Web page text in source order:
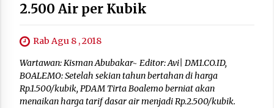
2.500 Air per Kubik
Rab Agu 8 , 2018
Wartawan: Kisman Abubakar~ Editor: Avi| DM1.CO.ID,
BOALEMO: Setelah sekian tahun bertahan di harga
Rp.1.500/kubik, PDAM Tirta Boalemo berniat akan
menaikan harga tarif dasar air menjadi Rp.2.500/kubik.